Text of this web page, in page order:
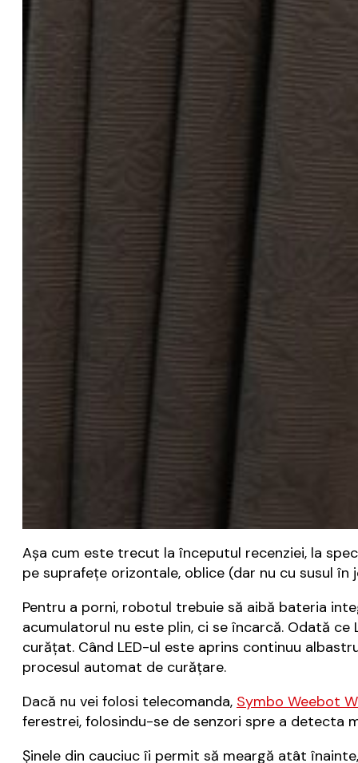
Așa cum este trecut la începutul recenziei, la
pe suprafețe orizontale, oblice (dar nu cu susul
Pentru a porni, robotul trebuie să aibă bateria
acumulatorul nu este plin, ci se încarcă. Odată
curățat. Când LED-ul este aprins continuu
procesul automat de curățare.
Dacă nu vei folosi telecomanda, Symbo Weebot
ferestrei, folosindu-se de senzori spre a detecta
Șinele din cauciuc îi permit să meargă atât